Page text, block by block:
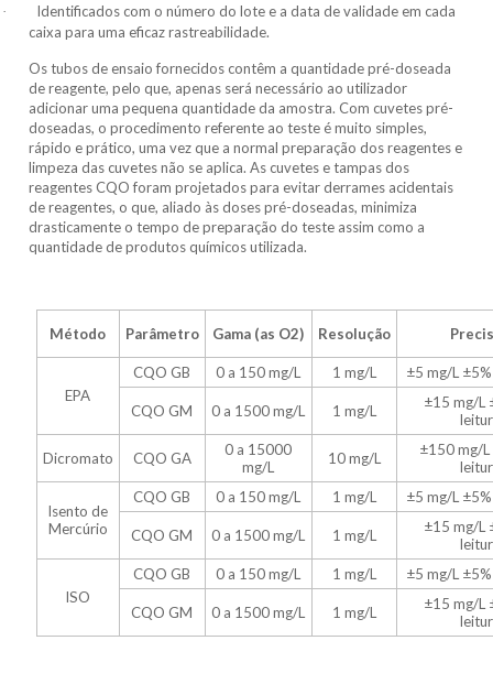
·
Identificados com o número do lote e a data de validade em cada
caixa para uma eficaz rastreabilidade.
Os tubos de ensaio fornecidos contêm a quantidade pré-doseada
de reagente, pelo que, apenas será necessário ao utilizador
adicionar uma pequena quantidade da amostra. Com cuvetes pré-
doseadas, o procedimento referente ao teste é muito simples,
rápido e prático, uma vez que a normal preparação dos reagentes e
limpeza das cuvetes não se aplica. As cuvetes e tampas dos
reagentes CQO foram projetados para evitar derrames acidentais
de reagentes, o que, aliado às doses pré-doseadas, minimiza
drasticamente o tempo de preparação do teste assim como a
quantidade de produtos químicos utilizada.
Método Parâmetro Gama (as O2) Resolução
EPA
CQO GB 0 a 150 mg/L 1 mg/L ±5 mg/L
CQO GM 0 a 1500 mg/L 1 mg/L
±15 mg/L
Dicromato CQO GA
0 a 15000
mg/L
10 mg/L
±150 mg/L
Isento de
Mercúrio
CQO GB 0 a 150 mg/L 1 mg/L ±5 mg/L
CQO GM 0 a 1500 mg/L 1 mg/L
±15 mg/L
ISO
CQO GB 0 a 150 mg/L 1 mg/L ±5 mg/L
CQO GM 0 a 1500 mg/L 1 mg/L
±15 mg/L